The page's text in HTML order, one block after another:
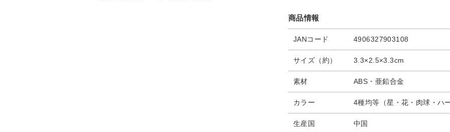
商品情報
JANコード 4906327903108
サイズ（約） 3.3×2.5×3.3cm
素材 ABS・亜鉛合金
カラー 4種均等（星・花・肉球・ハ
生産国 中国